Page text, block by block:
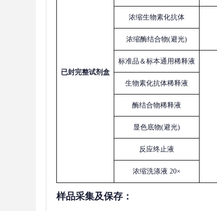
已封完整试剂盒
浓缩生物素化抗体
浓缩酶结合物(避光)
标准品＆标本通用稀释液
生物素化抗体稀释液
酶结合物稀释液
显色底物(避光)
反应终止液
浓缩洗涤液 20×
样品采集及保存 ：